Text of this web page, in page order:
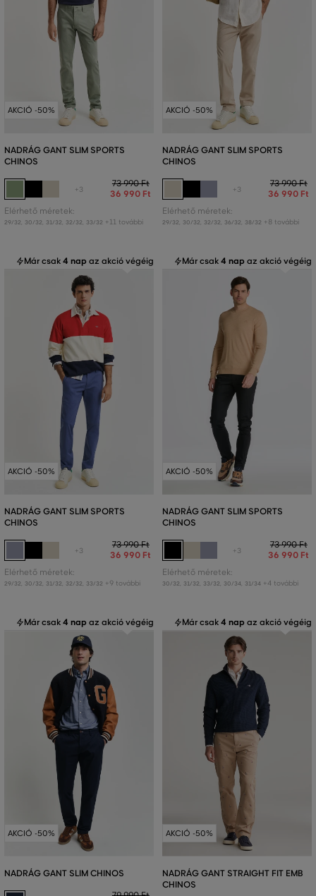
AKCIÓ -50%
NADRÁG GANT SLIM SPORTS
CHINOS
+3
73 990 Ft
36 990 Ft
Elérhető méretek:
29/32 30/32 31/32 32/32 33/32 +11 további
AKCIÓ -50%
NADRÁG GANT SLIM SPORTS
CHINOS
+3
73 990 Ft
36 990 Ft
Elérhető méretek:
29/32 30/32 32/32 36/32 38/32 +8 további
Már csak4 nap az akció végéig
AKCIÓ -50%
NADRÁG GANT SLIM SPORTS
CHINOS
+3
73 990 Ft
36 990 Ft
Elérhető méretek:
29/32 30/32 31/32 32/32 33/32 +9 további
Már csak4 nap az akció végéig
AKCIÓ -50%
NADRÁG GANT SLIM SPORTS
CHINOS
+3
73 990 Ft
36 990 Ft
Elérhető méretek:
30/32 31/32 33/32 30/34 31/34 +4 további
Már csak4 nap az akció végéig
AKCIÓ -50%
NADRÁG GANT SLIM CHINOS
Már csak4 nap az akció végéig
AKCIÓ -50%
NADRÁG GANT STRAIGHT FIT EMB
CHINOS